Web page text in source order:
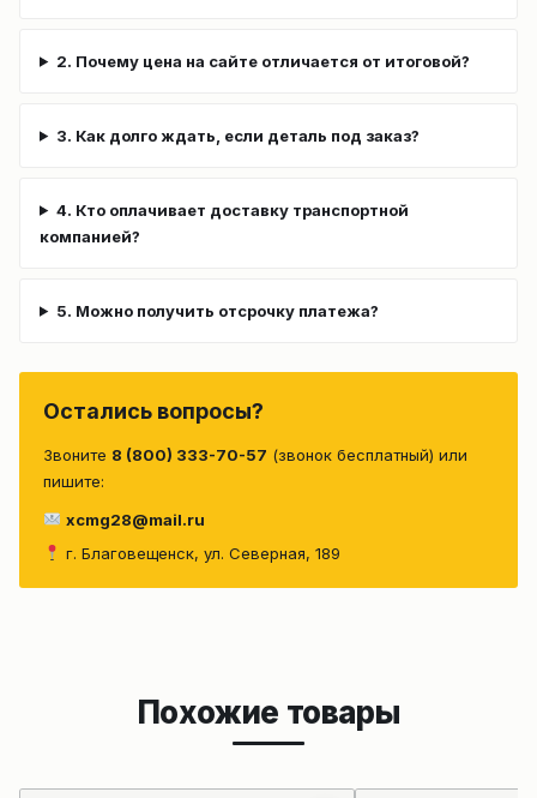
2. Почему цена на сайте отличается от итоговой?
3. Как долго ждать, если деталь под заказ?
4. Кто оплачивает доставку транспортной
компанией?
5. Можно получить отсрочку платежа?
Остались вопросы?
Звоните 8 (800) 333-70-57 (звонок бесплатный) или
пишите:
xcmg28@mail.ru
г. Благовещенск, ул. Северная, 189
Похожие товары